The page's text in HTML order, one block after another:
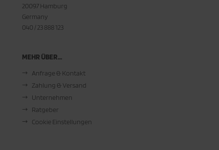
20097 Hamburg
Germany
040 / 23 888 123
MEHR ÜBER...
Anfrage & Kontakt
Zahlung & Versand
Unternehmen
Ratgeber
Cookie Einstellungen